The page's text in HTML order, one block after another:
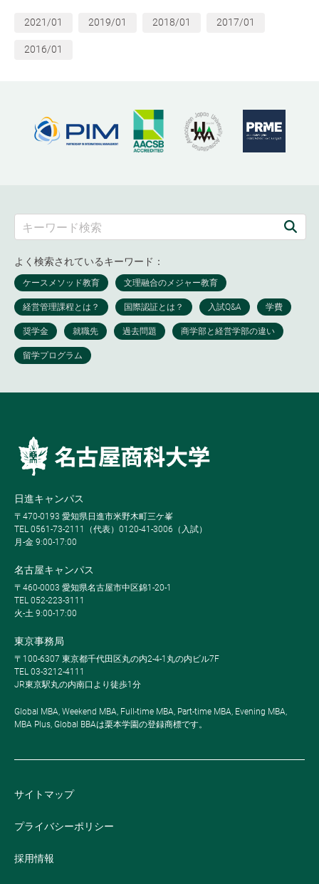
2021/01 2019/01 2018/01 2017/01
2016/01
よく検索されているキーワード：
日進キャンパス
〒470-0193 愛知県日進市米野木町三ケ峯
TEL 0561-73-2111（代表）0120-41-3006（入試）
月-金 9:00-17:00
名古屋キャンパス
〒460-0003 愛知県名古屋市中区錦1-20-1
TEL 052-223-3111
火-土 9:00-17:00
東京事務局
〒100-6307 東京都千代田区丸の内2-4-1丸の内ビル7F
TEL 03-3212-4111
JR東京駅丸の内南口より徒歩1分
Global MBA, Weekend MBA, Full-time MBA, Part-time MBA, Evening MBA,
MBA Plus, Global BBAは栗本学園の登録商標です。
サイトマップ
プライバシーポリシー
採用情報